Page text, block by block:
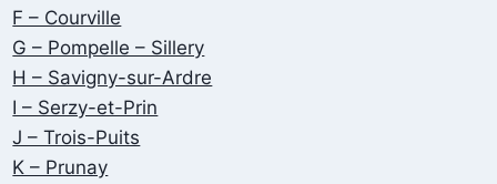
F – Courville
G – Pompelle – Sillery
H – Savigny-sur-Ardre
I – Serzy-et-Prin
J – Trois-Puits
K – Prunay